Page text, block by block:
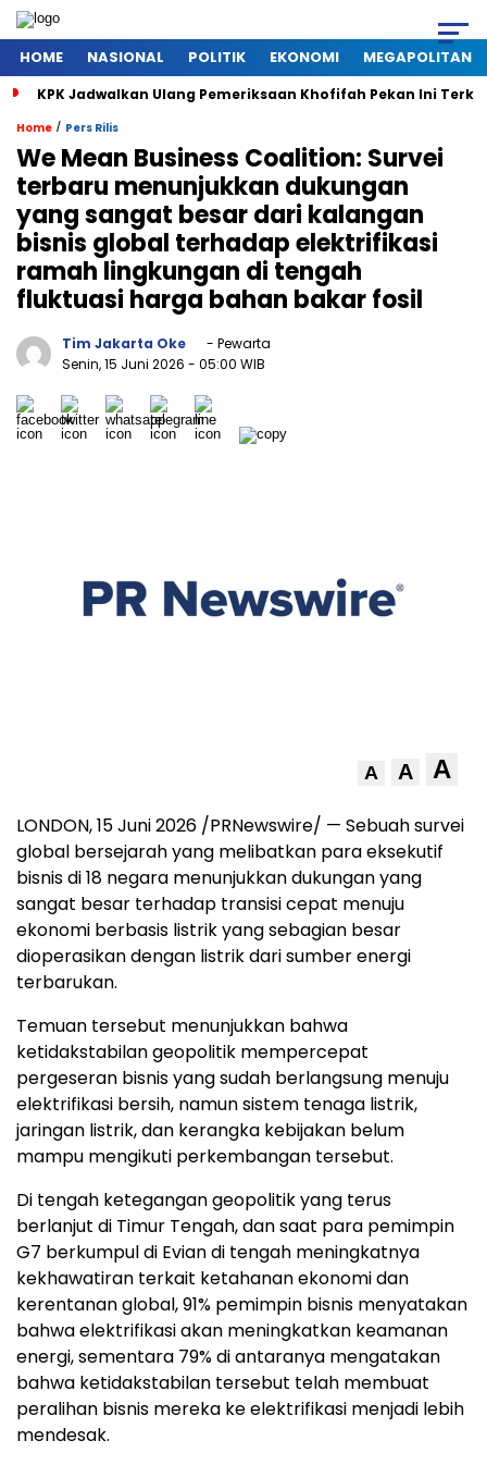
HOME NASIONAL POLITIK EKONOMI MEGAPOLITAN
KPK Jadwalkan Ulang Pemeriksaan Khofifah Pekan Ini
Home / Pers Rilis
We Mean Business Coalition: Survei
terbaru menunjukkan dukungan
yang sangat besar dari kalangan
bisnis global terhadap elektrifikasi
ramah lingkungan di tengah
fluktuasi harga bahan bakar fosil
Tim Jakarta Oke
- Pewarta
Senin, 15 Juni 2026 - 05:00 WIB
A A A
LONDON,15 Juni 2026 /PRNewswire/ — Sebuah survei
global bersejarah yang melibatkan para eksekutif
bisnis di 18 negara menunjukkan dukungan yang
sangat besar terhadap transisi cepat menuju
ekonomi berbasis listrik yang sebagian besar
dioperasikan dengan listrik dari sumber energi
terbarukan.
Temuan tersebut menunjukkan bahwa
ketidakstabilan geopolitik mempercepat
pergeseran bisnis yang sudah berlangsung menuju
elektrifikasi bersih, namun sistem tenaga listrik,
jaringan listrik, dan kerangka kebijakan belum
mampu mengikuti perkembangan tersebut.
Di tengah ketegangan geopolitik yang terus
berlanjut di Timur Tengah, dan saat para pemimpin
G7 berkumpul di Evian di tengah meningkatnya
kekhawatiran terkait ketahanan ekonomi dan
kerentanan global, 91% pemimpin bisnis menyatakan
bahwa elektrifikasi akan meningkatkan keamanan
energi, sementara 79% di antaranya mengatakan
bahwa ketidakstabilan tersebut telah membuat
peralihan bisnis mereka ke elektrifikasi menjadi lebih
mendesak.